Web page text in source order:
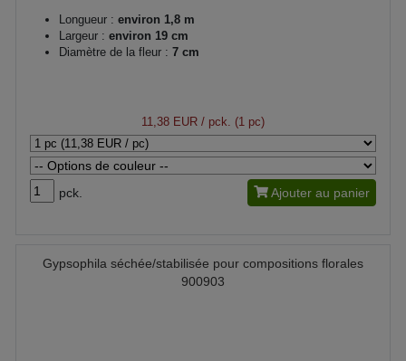
Longueur : environ 1,8 m
Largeur : environ 19 cm
Diamètre de la fleur : 7 cm
11,38 EUR / pck. (1 pc)
pck. Ajouter au panier
Gypsophila séchée/stabilisée pour compositions florales
900903